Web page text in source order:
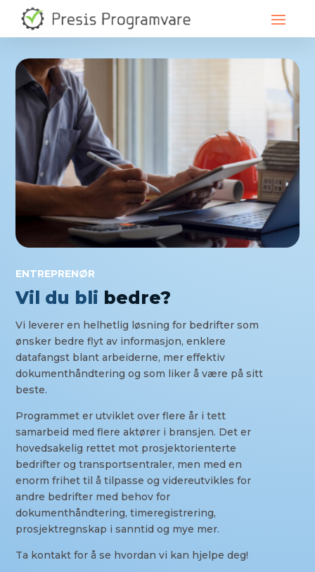
ENTREPRENØR
Vil du bli bedre?
Vi leverer en helhetlig løsning for bedrifter som
ønsker bedre flyt av informasjon, enklere
datafangst blant arbeiderne, mer effektiv
dokumenthåndtering og som liker å være på sitt
beste.
Programmet er utviklet over flere år i tett
samarbeid med flere aktører i bransjen. Det er
hovedsakelig rettet mot prosjektorienterte
bedrifter og transportsentraler, men med en
enorm frihet til å tilpasse og videreutvikles for
andre bedrifter med behov for
dokumenthåndtering, timeregistrering,
prosjektregnskap i sanntid og mye mer.
Ta kontakt for å se hvordan vi kan hjelpe deg!